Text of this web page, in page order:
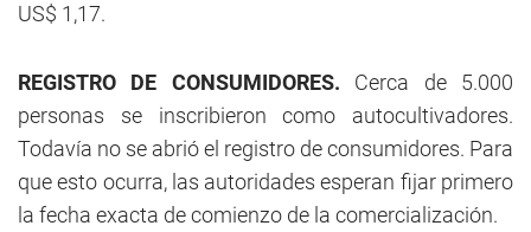
US$ 1,17.
REGISTRO DE CONSUMIDORES. Cerca de 5.000
personas se inscribieron como autocultivadores.
Todavía no se abrió el registro de consumidores. Para
que esto ocurra, las autoridades esperan fijar primero
la fecha exacta de comienzo de la comercialización.